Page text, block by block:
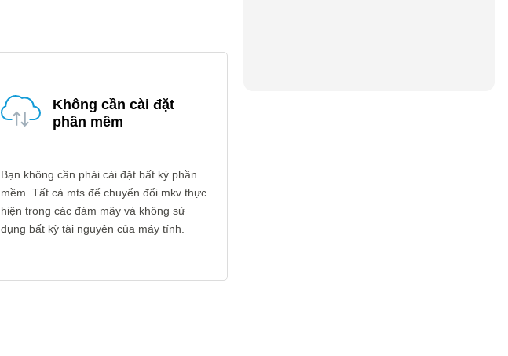
Không cần cài đặt
phần mềm
Bạn không cần phải cài đặt bất kỳ phần
mềm. Tất cả mts để chuyển đổi mkv thực
hiện trong các đám mây và không sử
dụng bất kỳ tài nguyên của máy tính.